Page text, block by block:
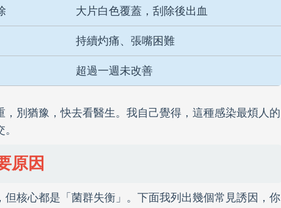
大片白色覆蓋，刮除後出血
持續灼痛、張嘴困難
超過一週未改善
別猶豫，快去看醫生。我自己覺得，這種感染最煩人的
原因
核心都是「菌群失衡」。下面我列出幾個常見誘因，你